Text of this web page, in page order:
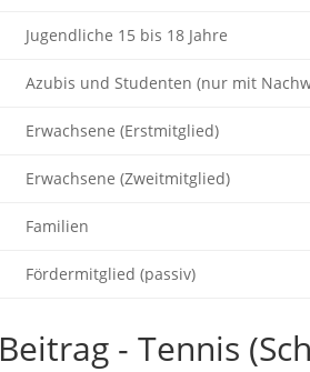
Jugendliche 15 bis 18 Jahre
Azubis und Studenten (nur mit
Erwachsene (Erstmitglied)
Erwachsene (Zweitmitglied)
Familien
Fördermitglied (passiv)
Beitrag - Tennis